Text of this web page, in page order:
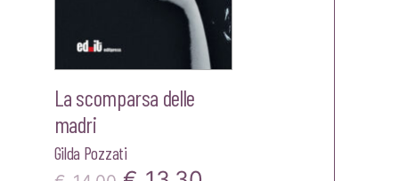
La scomparsa delle
madri
Gilda Pozzati